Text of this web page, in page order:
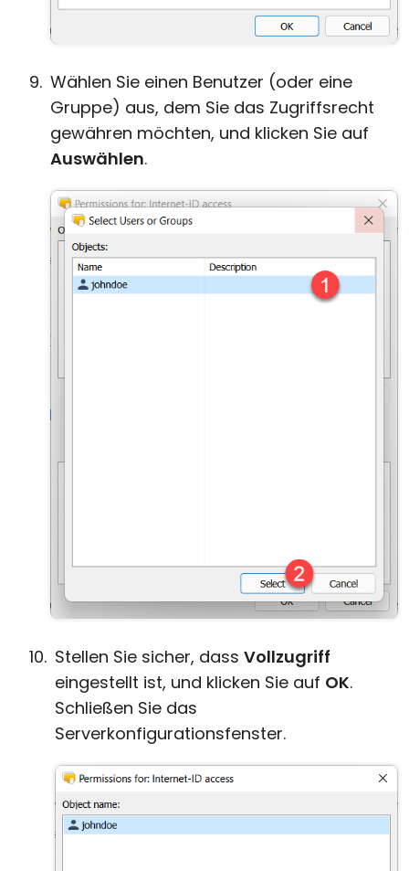
Wählen Sie einen Benutzer (oder eine
Gruppe) aus, dem Sie das Zugriffsrecht
gewähren möchten, und klicken Sie auf
Auswählen.
Stellen Sie sicher, dass Vollzugriff
eingestellt ist, und klicken Sie auf OK.
Schließen Sie das
Serverkonfigurationsfenster.